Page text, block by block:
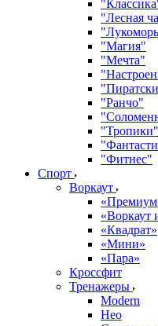
"Лесная
"Магия"
"Мечта"
"Ранчо"
"Тропики"
"Фитнес"
Спорт
Воркаут
«Воркаут
«Квадрат»
«Мини»
«Пара»
Кроссфит
Тренажеры
Modern
Нео